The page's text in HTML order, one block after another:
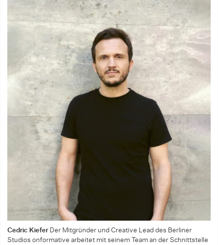
Cedric Kiefer Der Mitgründer und Creative Lead des Berliner
Studios onformative arbeitet mit seinem Team an der Schnittstelle